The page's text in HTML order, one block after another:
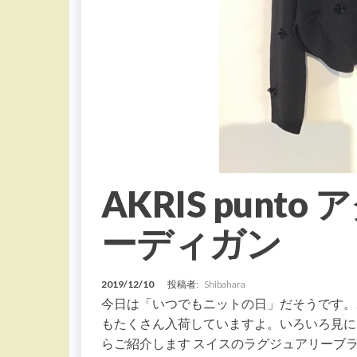
AKRIS punto
ーディガン
2019/12/10 投稿者: Shibahara
今日は「いつでもニットの日」だそうです
もたくさん入荷していますよ。いろいろ見
らご紹介します スイスのラグジュアリーブ